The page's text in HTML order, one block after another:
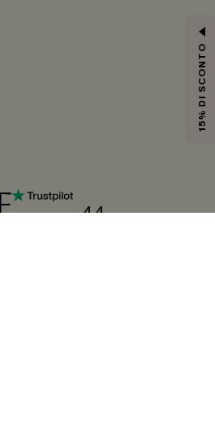
4.4
15% DI SCONTO